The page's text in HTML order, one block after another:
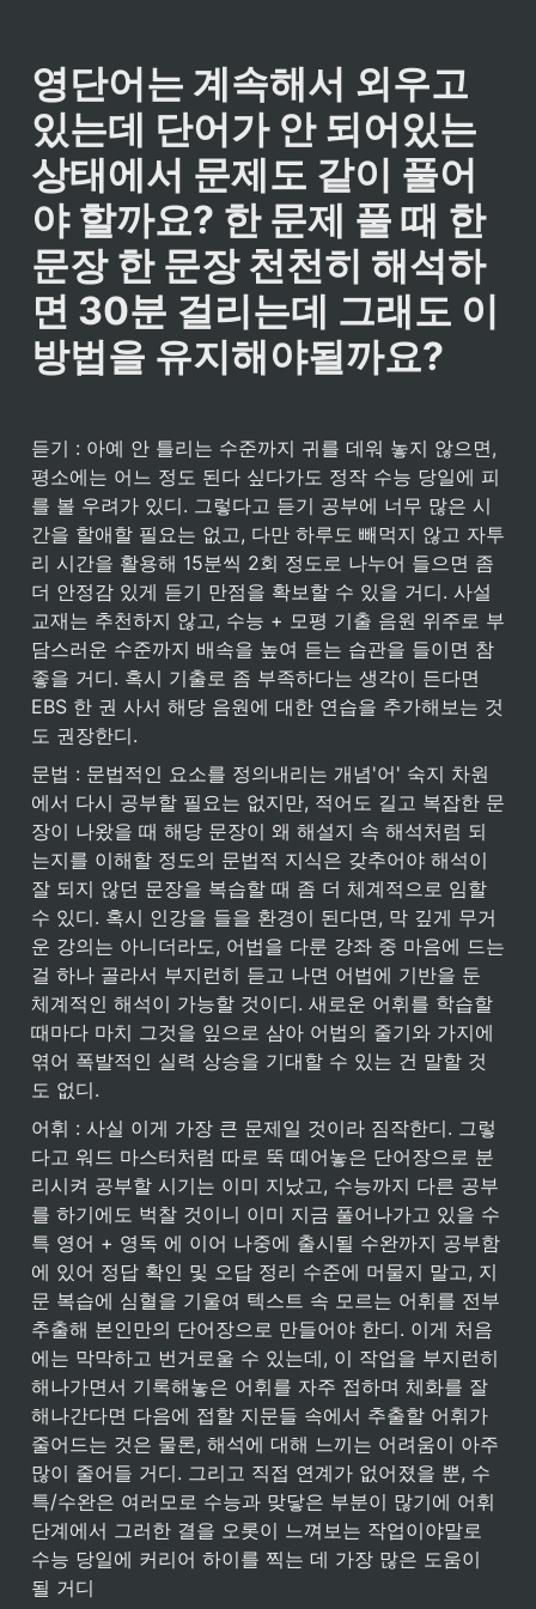
영단어는 계속해서 외우고
있는데 단어가 안 되어있는
상태에서 문제도 같이 풀어
야 할까요? 한 문제 풀 때 한
문장 한 문장 천천히 해석하
면 30분 걸리는데 그래도 이
방법을 유지해야될까요?
듣기 : 아예 안 틀리는 수준까지 귀를 데워 놓지 않으면,
평소에는 어느 정도 된다 싶다가도 정작 수능 당일에 피
를 볼 우려가 있디. 그렇다고 듣기 공부에 너무 많은 시
간을 할애할 필요는 없고, 다만 하루도 빼먹지 않고 자투
리 시간을 활용해 15분씩 2회 정도로 나누어 들으면 좀
더 안정감 있게 듣기 만점을 확보할 수 있을 거디. 사설
교재는 추천하지 않고, 수능 + 모평 기출 음원 위주로 부
담스러운 수준까지 배속을 높여 듣는 습관을 들이면 참
좋을 거디. 혹시 기출로 좀 부족하다는 생각이 든다면
EBS 한 권 사서 해당 음원에 대한 연습을 추가해보는 것
도 권장한디.
문법 : 문법적인 요소를 정의내리는 개념'어' 숙지 차원
에서 다시 공부할 필요는 없지만, 적어도 길고 복잡한 문
장이 나왔을 때 해당 문장이 왜 해설지 속 해석처럼 되
는지를 이해할 정도의 문법적 지식은 갖추어야 해석이
잘 되지 않던 문장을 복습할 때 좀 더 체계적으로 임할
수 있디. 혹시 인강을 들을 환경이 된다면, 막 깊게 무거
운 강의는 아니더라도, 어법을 다룬 강좌 중 마음에 드는
걸 하나 골라서 부지런히 듣고 나면 어법에 기반을 둔
체계적인 해석이 가능할 것이디. 새로운 어휘를 학습할
때마다 마치 그것을 잎으로 삼아 어법의 줄기와 가지에
엮어 폭발적인 실력 상승을 기대할 수 있는 건 말할 것
도 없디.
어휘 : 사실 이게 가장 큰 문제일 것이라 짐작한디. 그렇
다고 워드 마스터처럼 따로 뚝 떼어놓은 단어장으로 분
리시켜 공부할 시기는 이미 지났고, 수능까지 다른 공부
를 하기에도 벅찰 것이니 이미 지금 풀어나가고 있을 수
특 영어 + 영독 에 이어 나중에 출시될 수완까지 공부함
에 있어 정답 확인 및 오답 정리 수준에 머물지 말고, 지
문 복습에 심혈을 기울여 텍스트 속 모르는 어휘를 전부
추출해 본인만의 단어장으로 만들어야 한디. 이게 처음
에는 막막하고 번거로울 수 있는데, 이 작업을 부지런히
해나가면서 기록해놓은 어휘를 자주 접하며 체화를 잘
해나간다면 다음에 접할 지문들 속에서 추출할 어휘가
줄어드는 것은 물론, 해석에 대해 느끼는 어려움이 아주
많이 줄어들 거디. 그리고 직접 연계가 없어졌을 뿐, 수
특/수완은 여러모로 수능과 맞닿은 부분이 많기에 어휘
단계에서 그러한 결을 오롯이 느껴보는 작업이야말로
수능 당일에 커리어 하이를 찍는 데 가장 많은 도움이
될 거디